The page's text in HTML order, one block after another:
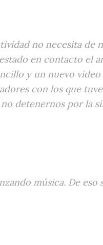
no necesita de
en contacto el
y un nuevo
con los que
detenernos por la
música. De eso